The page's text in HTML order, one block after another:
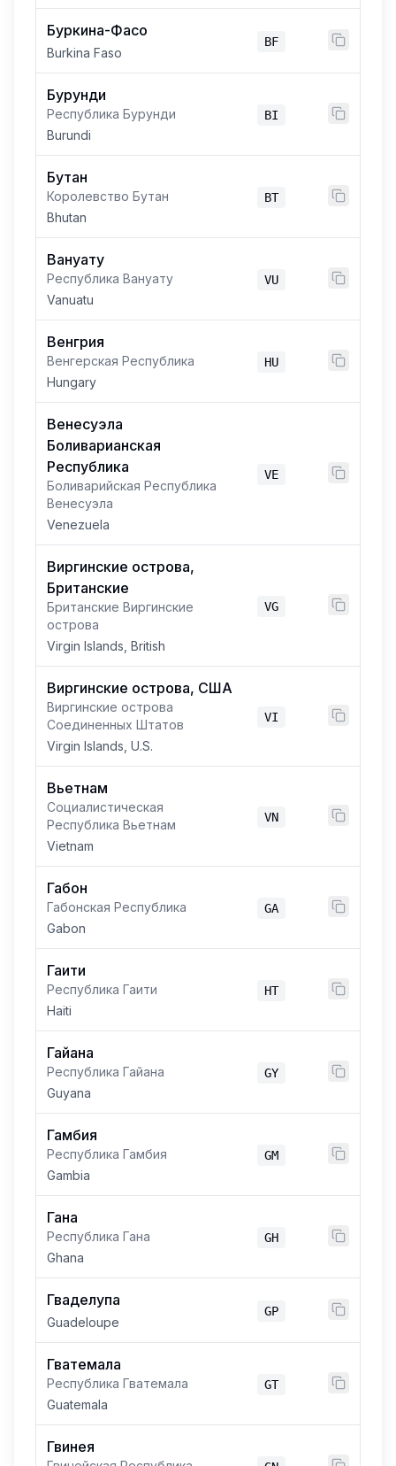
Буркина-Фасо
Burkina Faso
BF
Бурунди
Республика Бурунди
Burundi
BI
Бутан
Королевство Бутан
Bhutan
BT
Вануату
Республика Вануату
Vanuatu
VU
Венгрия
Венгерская Республика
Hungary
HU
Венесуэла
Боливарианская
Республика
Боливарийская Республика
Венесуэла
Venezuela
VE
Виргинские острова,
Британские
Британские Виргинские
острова
Virgin Islands, British
VG
Виргинские острова, США
Виргинские острова
Соединенных Штатов
Virgin Islands, U.S.
VI
Вьетнам
Социалистическая
Республика Вьетнам
Vietnam
VN
Габон
Габонская Республика
Gabon
GA
Гаити
Республика Гаити
Haiti
HT
Гайана
Республика Гайана
Guyana
GY
Гамбия
Республика Гамбия
Gambia
GM
Гана
Республика Гана
Ghana
GH
Гваделупа
Guadeloupe
GP
Гватемала
Республика Гватемала
Guatemala
GT
Гвинея